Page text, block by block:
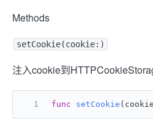
Methods
setCookie(cookie:)
注入cookie到
func setCookie ( cookie